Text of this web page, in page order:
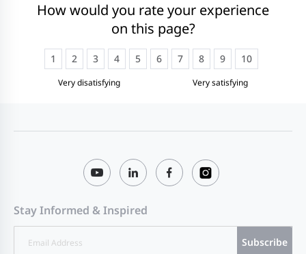
How would you rate your experience
on this page?
Very disatisfying
1 2 3 4 5 6 7 8 9 10
Very satisfying
Stay Informed & Inspired
Subscribe